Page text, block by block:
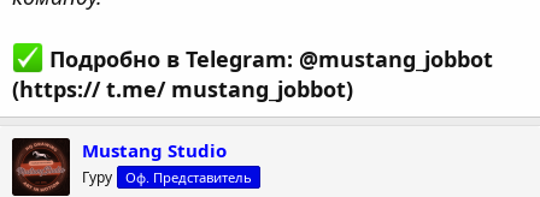
Подробно в Telegram: @mustang_jobbot
(https:// t.me/ mustang_jobbot)
Mustang Studio
Гуру Оф. Представитель